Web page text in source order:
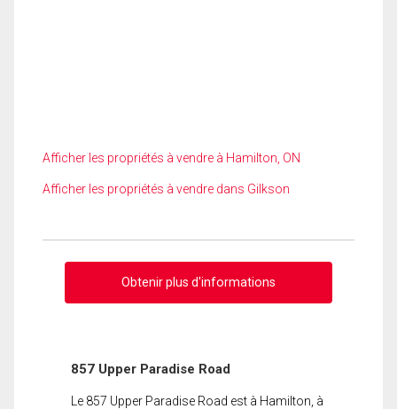
Afficher les propriétés à vendre à Hamilton, ON
Afficher les propriétés à vendre dans Gilkson
Obtenir plus d'informations
857 Upper Paradise Road
Le 857 Upper Paradise Road est à Hamilton, à